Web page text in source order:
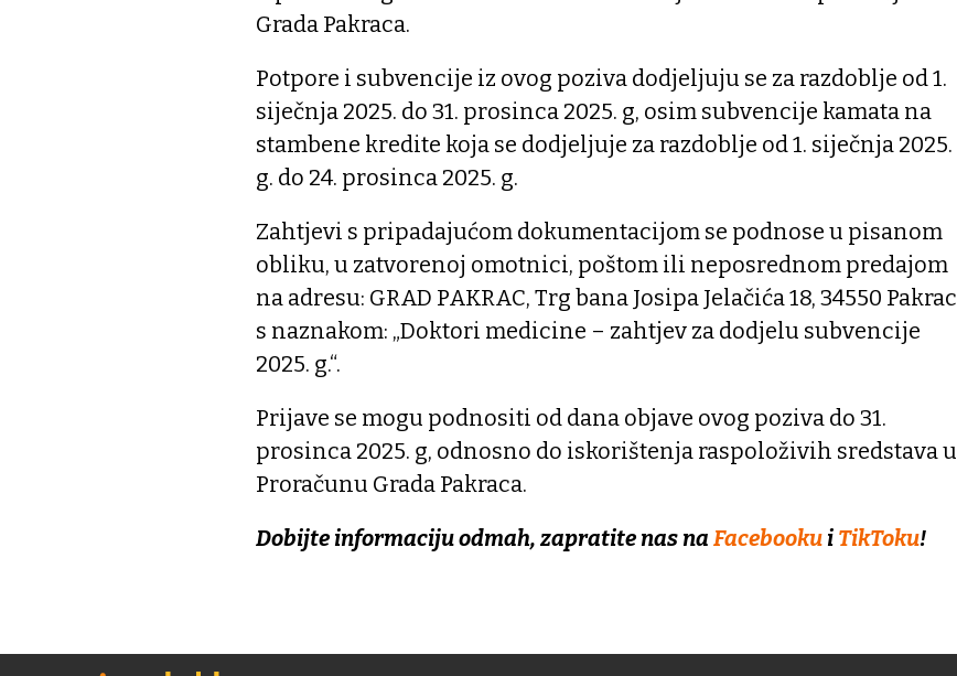
Grada Pakraca.
Potpore i subvencije iz ovog poziva dodjeljuju se za razdoblje od 1.
siječnja 2025. do 31. prosinca 2025. g, osim subvencije kamata na
stambene kredite koja se dodjeljuje za razdoblje od 1. siječnja 2025.
g. do 24. prosinca 2025. g.
Zahtjevi s pripadajućom dokumentacijom se podnose u pisanom
obliku, u zatvorenoj omotnici, poštom ili neposrednom predajom
na adresu: GRAD PAKRAC, Trg bana Josipa Jelačića 18, 34550 Pakrac
s naznakom: „Doktori medicine – zahtjev za dodjelu subvencije
2025. g.“.
Prijave se mogu podnositi od dana objave ovog poziva do 31.
prosinca 2025. g, odnosno do iskorištenja raspoloživih sredstava u
Proračunu Grada Pakraca.
Dobijte informaciju odmah, zapratite nas na Facebooku i TikToku!